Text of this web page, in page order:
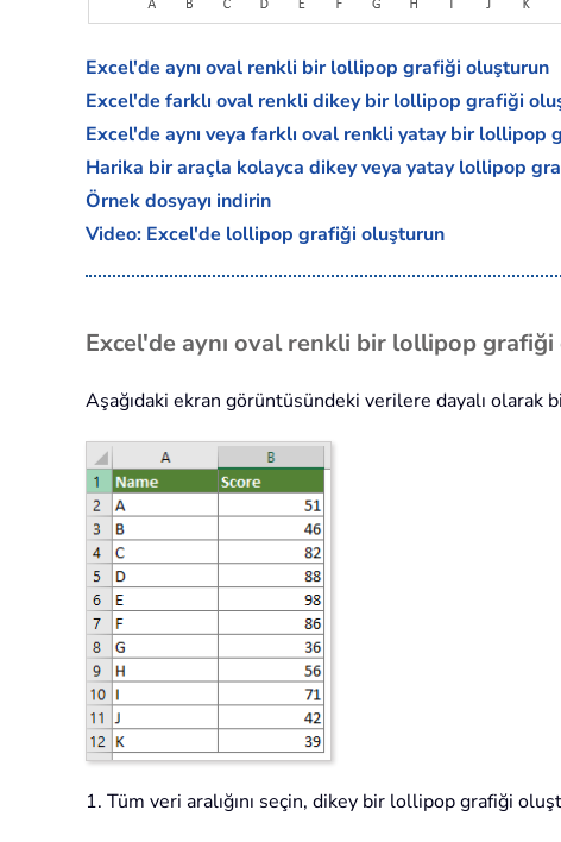
Excel'de aynı oval renkli bir lollipop grafiği oluşturun
Excel'de farklı oval renkli dikey bir lollipop grafiği
Excel'de aynı veya farklı oval renkli yatay bir lollipop
Harika bir araçla kolayca dikey veya yatay lollipop
Örnek dosyayı indirin
Video: Excel'de lollipop grafiği oluşturun
Excel'de aynı oval renkli bir lollipop
Aşağıdaki ekran görüntüsündeki verilere dayalı olarak
1. Tüm veri aralığını seçin, dikey bir lollipop grafiği